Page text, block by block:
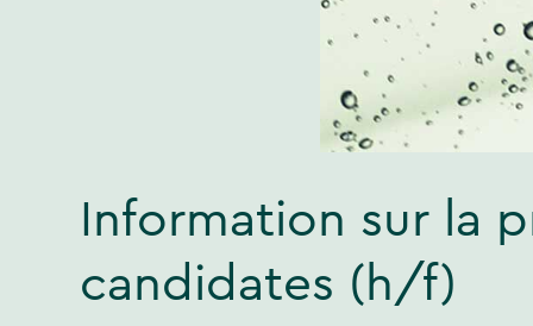
Information sur la
candidates (h/f)